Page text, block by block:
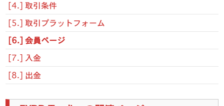
[4.] 取引条件
[5.] 取引プラットフォーム
[6.] 会員ページ
[7.] 入金
[8.] 出金